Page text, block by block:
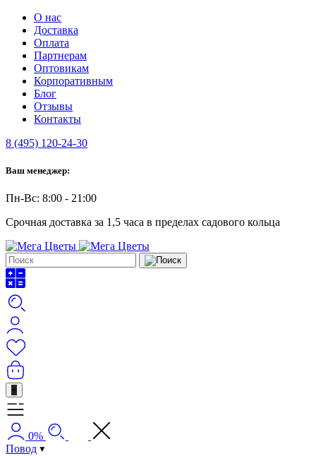
О нас
Доставка
Оплата
Партнерам
Оптовикам
Корпоративным
Блог
Отзывы
Контакты
8 (495) 120-24-30
Ваш менеджер:
Пн-Вс: 8:00 - 21:00
Срочная доставка за 1,5 часа в пределах садового кольца
+
0%
Повод